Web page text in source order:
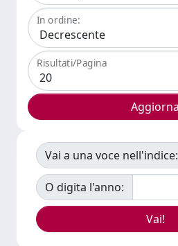
In ordine:
Risultati/Pagina
Vai a una voce nell'indice:
O digita l'anno: